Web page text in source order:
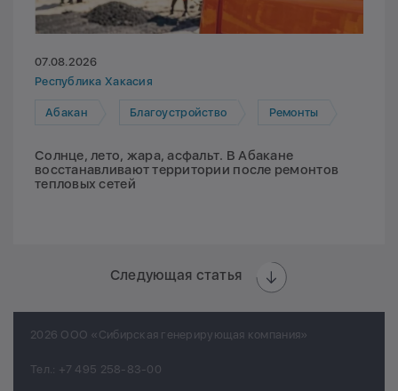
07.08.2026
Республика Хакасия
Абакан Благоустройство Ремонты
Солнце, лето, жара, асфальт. В Абакане
восстанавливают территории после ремонтов
тепловых сетей
Следующая статья
2026 ООО «Сибирская генерирующая компания»
Тел.: +7 495 258-83-00